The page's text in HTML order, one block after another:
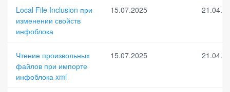
Local File Inclusion при
изменении свойств
инфоблока
15.07.2025
Чтение произвольных
файлов при импорте
инфоблока xml
15.07.2025